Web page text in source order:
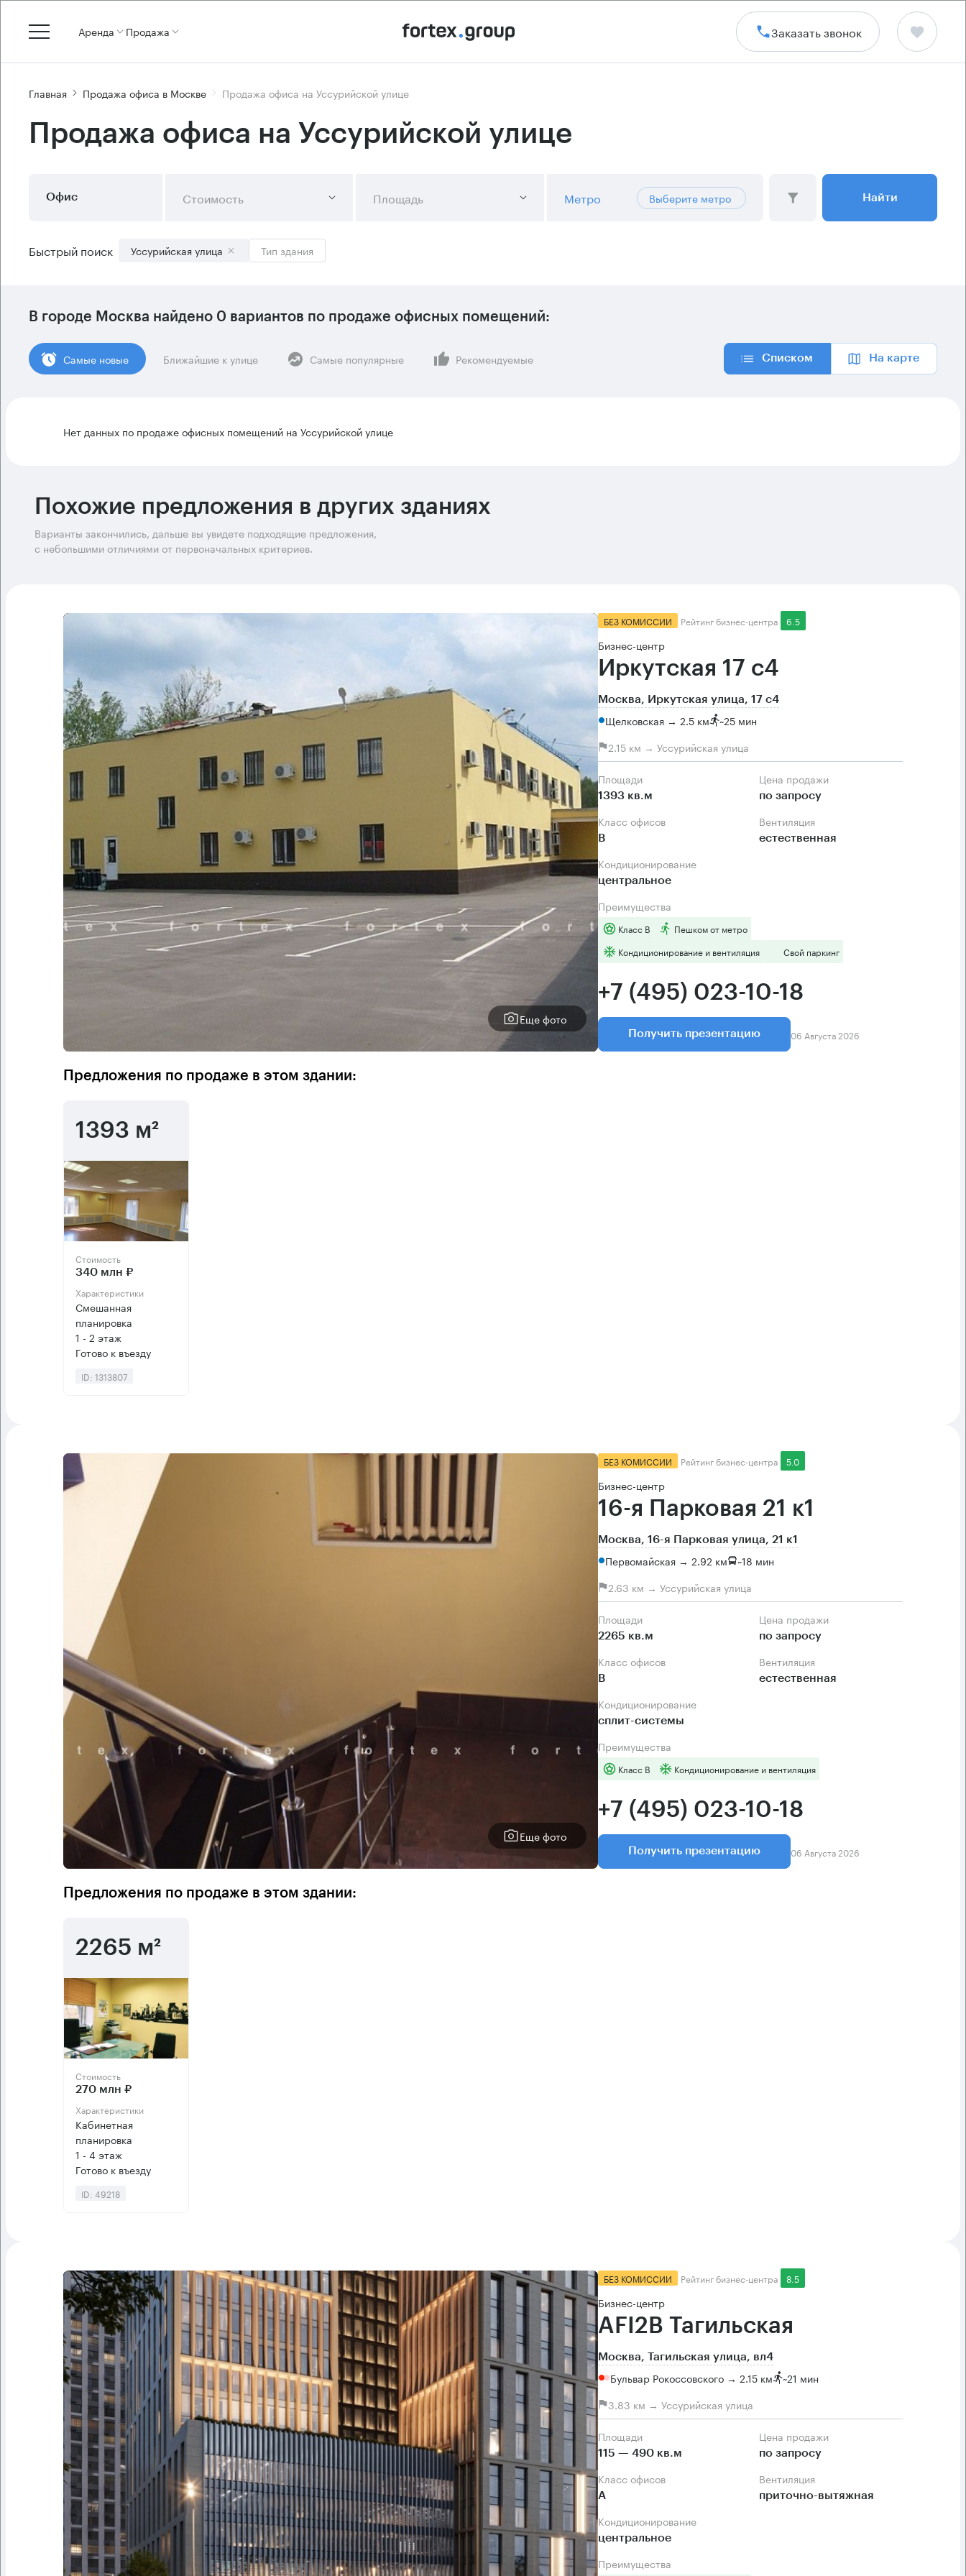
Аренда Продажа Заказать звонок
Главная Продажа офиса в Москве Продажа офиса на Уссурийской улице
Продажа офиса на Уссурийской улице
Офис Стоимость Площадь Метро Выберите метро Найти
Быстрый поиск Уссурийская улица Тип здания
В городе Москва найдено 0 вариантов по продаже офисных помещений:
Cамые новые Ближайшие к улице Самые популярные Рекомендуемые Списком На карте
Нет данных по продаже офисных помещений на Уссурийской улице
Похожие предложения в других зданиях
Варианты закончились, дальше вы увидете подходящие предложения,
с небольшими отличиями от первоначальных критериев.
Еще фото
БЕЗ КОМИССИИ Рейтинг бизнес-центра 6.5
Бизнес-центр
Иркутская 17 с4
Москва, Иркутская улица, 17 с4
Щелковская → 2.5 км ~25 мин
2.15 км → Уссурийская улица
Площади
1393 кв.м
Цена продажи
по запросу
Класс офисов
B
Вентиляция
естественная
Кондиционирование
центральное
Преимущества
Класс B
Пешком от метро
Кондиционирование и вентиляция
Свой паркинг
+7 (495) 023-10-18
Получить презентацию 06 Августа 2026
Предложения по продаже в этом здании:
1393 м²
Стоимость
340 млн ₽
Характеристики
Смешанная
планировка
1 - 2 этаж
Готово к въезду
ID: 1313807
Еще фото
БЕЗ КОМИССИИ Рейтинг бизнес-центра 5.0
Бизнес-центр
16-я Парковая 21 к1
Москва, 16-я Парковая улица, 21 к1
Первомайская → 2.92 км ~18 мин
2.63 км → Уссурийская улица
Площади
2265 кв.м
Цена продажи
по запросу
Класс офисов
B
Вентиляция
естественная
Кондиционирование
сплит-системы
Преимущества
Класс B Кондиционирование и вентиляция
+7 (495) 023-10-18
Получить презентацию 06 Августа 2026
Предложения по продаже в этом здании:
2265 м²
Стоимость
270 млн ₽
Характеристики
Кабинетная
планировка
1 - 4 этаж
Готово к въезду
ID: 49218
БЕЗ КОМИССИИ Рейтинг бизнес-центра 8.5
Бизнес-центр
AFI2B Тагильская
Москва, Тагильская улица, вл4
Бульвар Рокоссовского → 2.15 км ~21 мин
3.83 км → Уссурийская улица
Площади
115 — 490 кв.м
Цена продажи
по запросу
Класс офисов
А
Вентиляция
приточно-вытяжная
Кондиционирование
центральное
Преимущества